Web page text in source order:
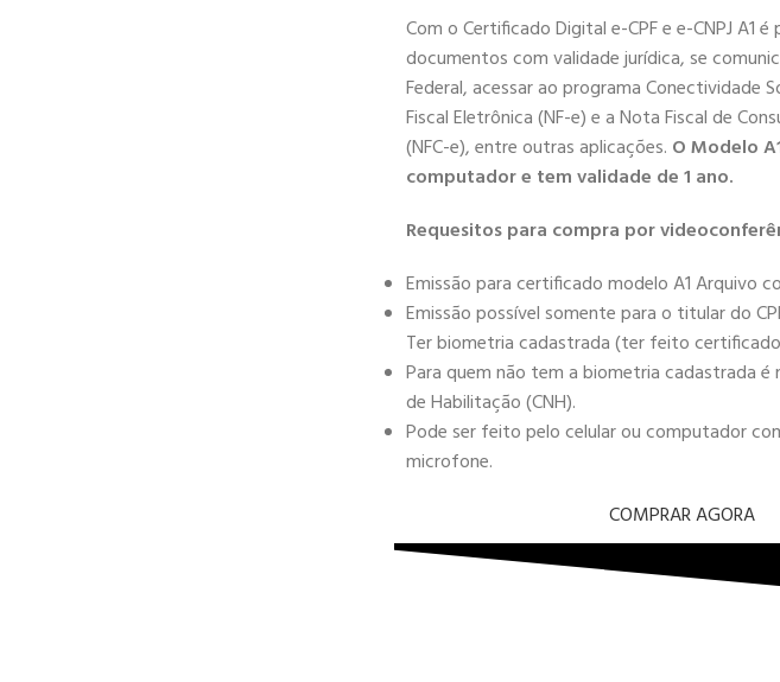
Com o Certificado Digital e-CPF e e-CNPJ A1 é
documentos com validade jurídica, se
Federal, acessar ao programa Conectividade
Fiscal Eletrônica (NF-e) e a Nota Fiscal de
(NFC-e), entre outras aplicações. O Modelo
computador e tem validade de 1 ano.
Requesitos para compra por
Emissão para certificado modelo A1 Arquivo
Emissão possível somente para o titular do
Ter biometria cadastrada (ter feito
Para quem não tem a biometria cadastrada é
de Habilitação (CNH).
Pode ser feito pelo celular ou computador
microfone.
COMPRAR AGORA